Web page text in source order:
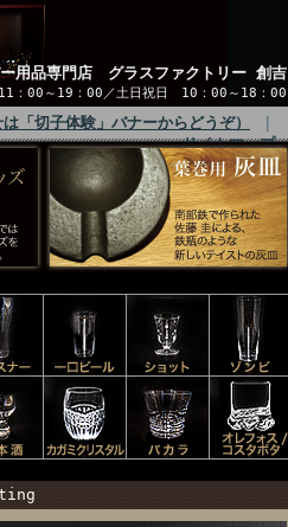
用品専門店 グラスファクトリー 創吉
：00～19：00／土日祝日 10：00～18：00
「切子体験」バナーからどうぞ）
サイトマップ